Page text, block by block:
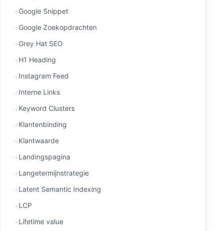
Google Snippet
Google Zoekopdrachten
Grey Hat SEO
H1 Heading
Instagram Feed
Interne Links
Keyword Clusters
Klantenbinding
Klantwaarde
Landingspagina
Langetermijnstrategie
Latent Semantic Indexing
LCP
Lifetime value